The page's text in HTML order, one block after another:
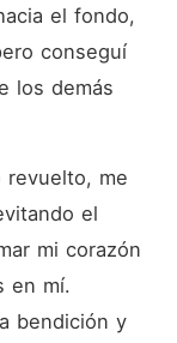
el fondo,
conseguí
los demás
revuelto, me
el
mi corazón
en mí.
bendición y